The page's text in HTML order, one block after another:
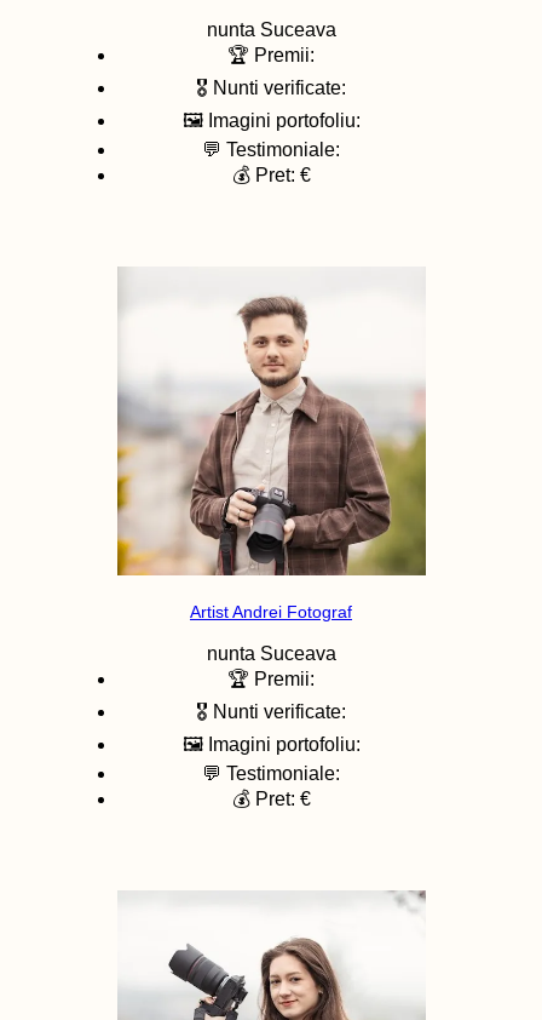
nunta Suceava
🏆 Premii:
🎖️ Nunti verificate:
🖼️ Imagini portofoliu:
💬 Testimoniale:
💰 Pret: €
Artist Andrei Fotograf
nunta Suceava
🏆 Premii:
🎖️ Nunti verificate:
🖼️ Imagini portofoliu:
💬 Testimoniale:
💰 Pret: €